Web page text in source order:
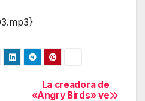
La creadora de
«Angry Birds» ve